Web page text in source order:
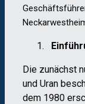
Die zunächst
und Uran
dem 1980